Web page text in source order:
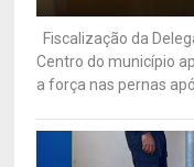
Fiscalização da
Centro do município
a força nas pernas